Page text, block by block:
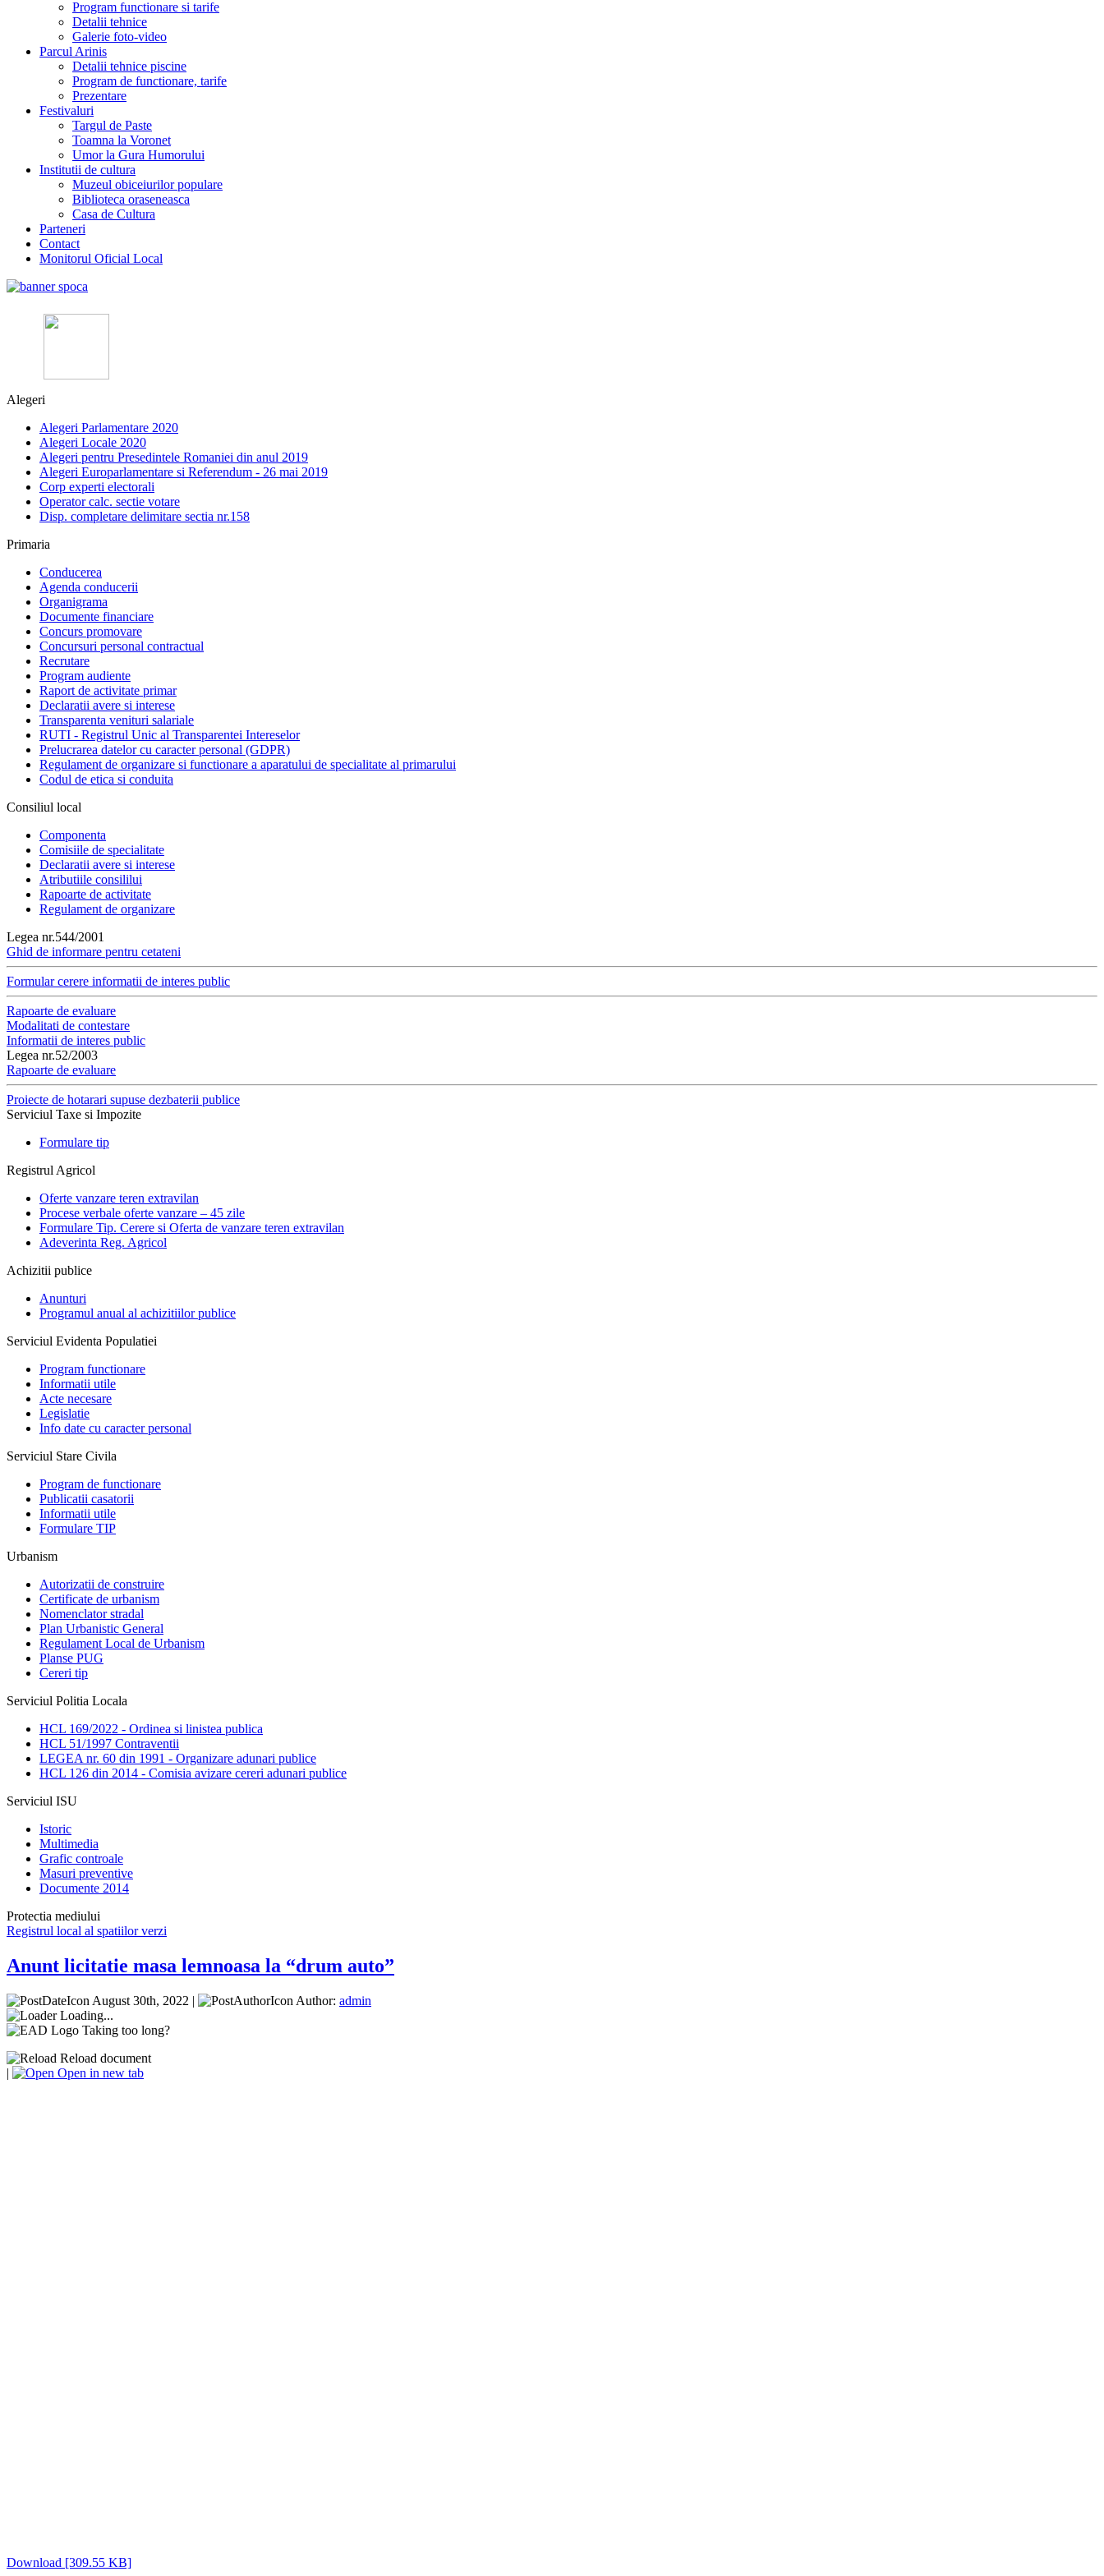
Program functionare si tarife
Detalii tehnice
Galerie foto-video
Parcul Arinis
Detalii tehnice piscine
Program de functionare, tarife
Prezentare
Festivaluri
Targul de Paste
Toamna la Voronet
Umor la Gura Humorului
Institutii de cultura
Muzeul obiceiurilor populare
Biblioteca oraseneasca
Casa de Cultura
Parteneri
Contact
Monitorul Oficial Local
Alegeri
Alegeri Parlamentare 2020
Alegeri Locale 2020
Alegeri pentru Presedintele Romaniei din anul 2019
Alegeri Europarlamentare si Referendum - 26 mai 2019
Corp experti electorali
Operator calc. sectie votare
Disp. completare delimitare sectia nr.158
Primaria
Conducerea
Agenda conducerii
Organigrama
Documente financiare
Concurs promovare
Concursuri personal contractual
Recrutare
Program audiente
Raport de activitate primar
Declaratii avere si interese
Transparenta venituri salariale
RUTI - Registrul Unic al Transparentei Intereselor
Prelucrarea datelor cu caracter personal (GDPR)
Regulament de organizare si functionare a aparatului de specialitate al primarului
Codul de etica si conduita
Consiliul local
Componenta
Comisiile de specialitate
Declaratii avere si interese
Atributiile consililui
Rapoarte de activitate
Regulament de organizare
Legea nr.544/2001
Ghid de informare pentru cetateni
Formular cerere informatii de interes public
Rapoarte de evaluare
Modalitati de contestare
Informatii de interes public
Legea nr.52/2003
Rapoarte de evaluare
Proiecte de hotarari supuse dezbaterii publice
Serviciul Taxe si Impozite
Formulare tip
Registrul Agricol
Oferte vanzare teren extravilan
Procese verbale oferte vanzare – 45 zile
Formulare Tip. Cerere si Oferta de vanzare teren extravilan
Adeverinta Reg. Agricol
Achizitii publice
Anunturi
Programul anual al achizitiilor publice
Serviciul Evidenta Populatiei
Program functionare
Informatii utile
Acte necesare
Legislatie
Info date cu caracter personal
Serviciul Stare Civila
Program de functionare
Publicatii casatorii
Informatii utile
Formulare TIP
Urbanism
Autorizatii de construire
Certificate de urbanism
Nomenclator stradal
Plan Urbanistic General
Regulament Local de Urbanism
Planse PUG
Cereri tip
Serviciul Politia Locala
HCL 169/2022 - Ordinea si linistea publica
HCL 51/1997 Contraventii
LEGEA nr. 60 din 1991 - Organizare adunari publice
HCL 126 din 2014 - Comisia avizare cereri adunari publice
Serviciul ISU
Istoric
Multimedia
Grafic controale
Masuri preventive
Documente 2014
Protectia mediului
Registrul local al spatiilor verzi
Anunt licitatie masa lemnoasa la “drum auto”
August 30th, 2022 | Author: admin
Loading...
Taking too long?
Reload document
|
Open in new tab
Download [309.55 KB]